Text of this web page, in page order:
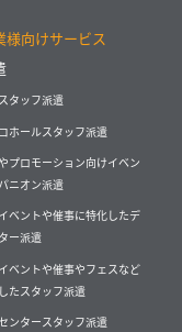
様向けサービス
タッフ派遣
ホールスタッフ派遣
プロモーション向けイベン
ニオン派遣
ベントや催事に特化したデ
ー派遣
ベントや催事やフェスなど
たスタッフ派遣
ンタースタッフ派遣